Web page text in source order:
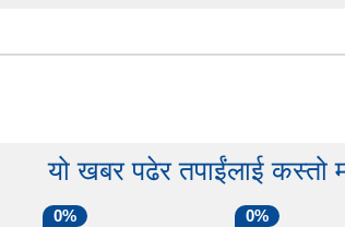
यो खबर पढेर तपाईंलाई कस्तो
0% 0%